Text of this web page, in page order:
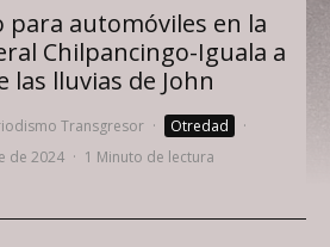
para automóviles en la
Chilpancingo-Iguala a
las lluvias de John
Transgresor · Otredad
·
de 2024 · 1 Minuto de lectura